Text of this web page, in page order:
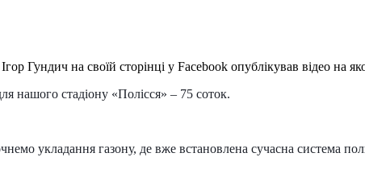
Гундич на своїй сторінці у Facebook опублікував відео на
нашого стадіону «Полісся» – 75 соток.
укладання газону, де вже встановлена сучасна система